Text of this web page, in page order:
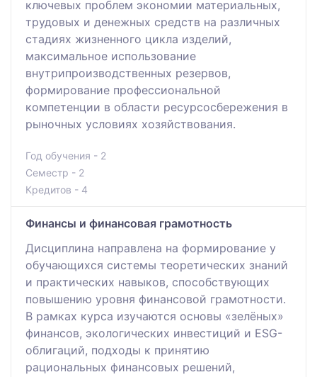
ключевых проблем экономии материальных,
трудовых и денежных средств на различных
стадиях жизненного цикла изделий,
максимальное использование
внутрипроизводственных резервов,
формирование профессиональной
компетенции в области ресурсосбережения в
рыночных условиях хозяйствования.
Год обучения - 2
Семестр - 2
Кредитов - 4
Финансы и финансовая грамотность
Дисциплина направлена на формирование у
обучающихся системы теоретических знаний
и практических навыков, способствующих
повышению уровня финансовой грамотности.
В рамках курса изучаются основы «зелёных»
финансов, экологических инвестиций и ESG-
облигаций, подходы к принятию
рациональных финансовых решений,